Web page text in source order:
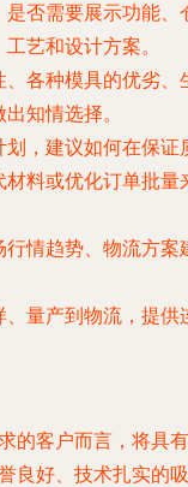
否需要展示功能、
艺和设计方案。
、各种模具的优劣、
知情选择。
划，建议如何在保证
料或优化订单批量
行情趋势、物流方案
、量产到物流，提供
的客户而言，将具有
良好、技术扎实的吸